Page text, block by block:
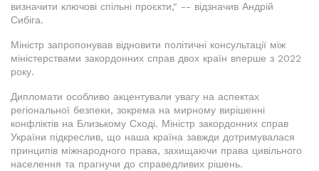
визначити ключові спільні проєкти," -- відзначив Андрій
Сибіга.
Міністр запропонував відновити політичні консультації між
міністерствами закордонних справ двох країн вперше з 2022
року.
Дипломати особливо акцентували увагу на аспектах
регіональної безпеки, зокрема на мирному вирішенні
конфліктів на Близькому Сході. Міністр закордонних справ
України підкреслив, що наша країна завжди дотримувалася
принципів міжнародного права, захищаючи права цивільного
населення та прагнучи до справедливих рішень.